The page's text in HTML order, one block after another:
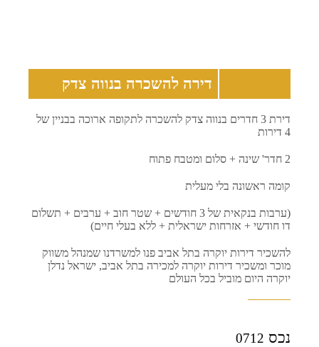
דירה להשכרה בנווה צדק
דירת 3 חדרים בנווה צדק להשכרה לתקופה ארוכה בבניין של
4 דירות
2 חדר' שינה + סלום ומטבח פתוח
קומה ראשונה בלי מעלית
(ערבות בנקאית של 3 חודשים + שטר חוב + ערבים + תשלום
דו חודשי + אזרחות ישראלית + ללא בעלי חיים)
להשכיר דירות יוקרה בתל אביב פנו למשרדנו שמנהל משווק
מוכר ומשכיר דירות יוקרה למכירה בתל אביב, ישראל נדלן
יוקרה היום מוביל בכל העולם
נכס 0712